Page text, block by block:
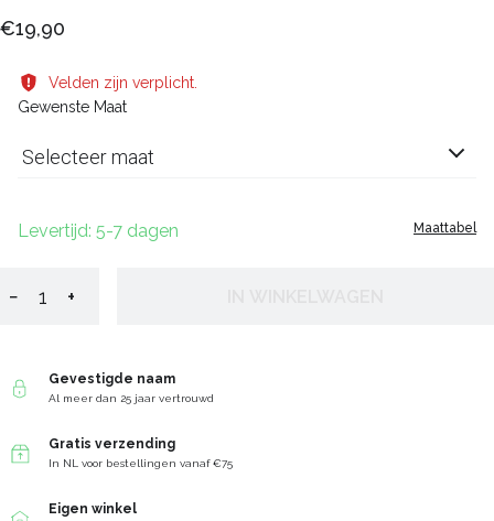
€19,90
Velden zijn verplicht.
Gewenste Maat
Selecteer maat
Maattabel
Levertijd: 5-7 dagen
− +
Gevestigde naam
Al meer dan 25 jaar vertrouwd
Gratis verzending
In NL voor bestellingen vanaf €75
Eigen winkel